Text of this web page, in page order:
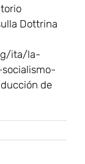
Dottrina
ita/la-
de